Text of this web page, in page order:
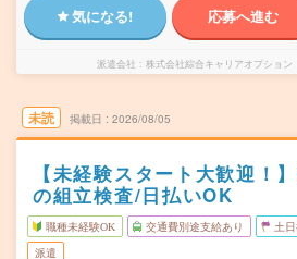
気になる! 応募へ進む
派遣会社 株式会社綜合キャリアオプション
未読 掲載日 2026/08/05
【未経験スタート大歓迎！
の組立検査/日払いOK
職種未経験OK 交通費別途支給あり 土
派遣